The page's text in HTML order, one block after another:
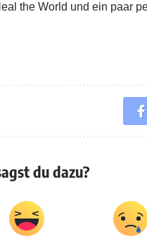
the World und ein paar
du dazu?